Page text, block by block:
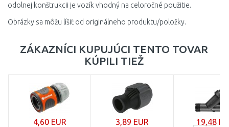
odolnej konštrukcii je vozík vhodný na celoročné použitie.
Obrázky sa môžu líšiť od originálneho produktu/položky.
ZÁKAZNÍCI KUPUJÚCI TENTO TOVAR
KÚPILI TIEŽ
4,60 EUR 3,89 EUR 19,48